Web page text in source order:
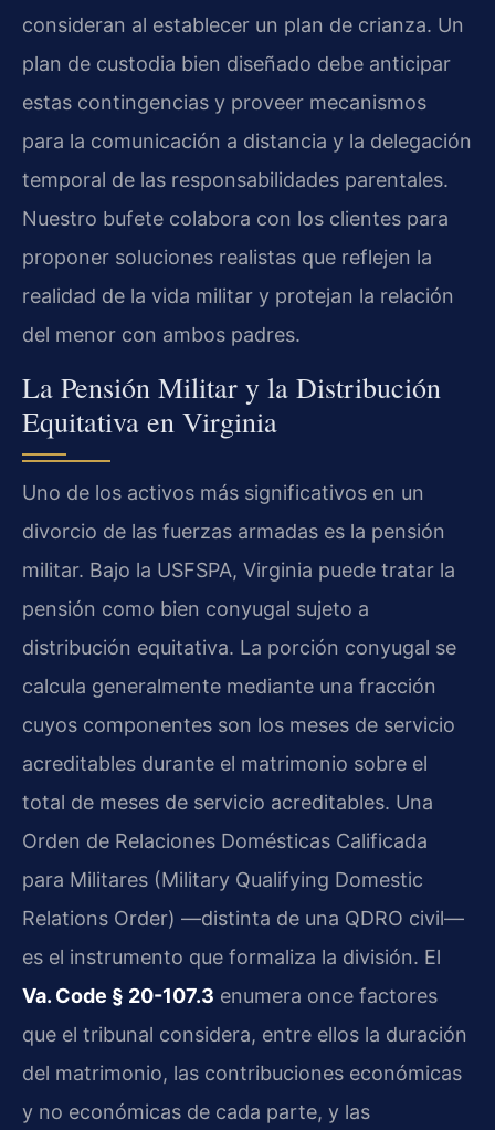
consideran al establecer un plan de crianza. Un
plan de custodia bien diseñado debe anticipar
estas contingencias y proveer mecanismos
para la comunicación a distancia y la delegación
temporal de las responsabilidades parentales.
Nuestro bufete colabora con los clientes para
proponer soluciones realistas que reflejen la
realidad de la vida militar y protejan la relación
del menor con ambos padres.
La Pensión Militar y la Distribución
Equitativa en Virginia
Uno de los activos más significativos en un
divorcio de las fuerzas armadas es la pensión
militar. Bajo la USFSPA, Virginia puede tratar la
pensión como bien conyugal sujeto a
distribución equitativa. La porción conyugal se
calcula generalmente mediante una fracción
cuyos componentes son los meses de servicio
acreditables durante el matrimonio sobre el
total de meses de servicio acreditables. Una
Orden de Relaciones Domésticas Calificada
para Militares (Military Qualifying Domestic
Relations Order) —distinta de una QDRO civil—
es el instrumento que formaliza la división. El
Va. Code § 20-107.3 enumera once factores
que el tribunal considera, entre ellos la duración
del matrimonio, las contribuciones económicas
y no económicas de cada parte, y las